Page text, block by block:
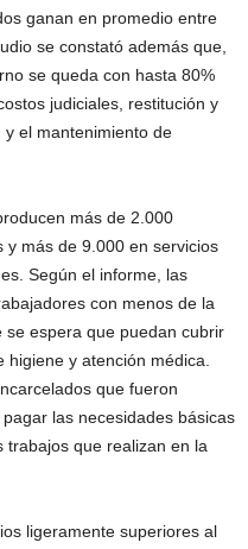
ganan en promedio entre
se constató además que,
se queda con hasta 80%
judiciales, restitución y
el mantenimiento de
más de 2.000
y más de 9.000 en servicios
Según el informe, las
con menos de la
se espera que puedan cubrir
y atención médica.
que fueron
las necesidades básicas
trabajos que realizan en la
ligeramente superiores al